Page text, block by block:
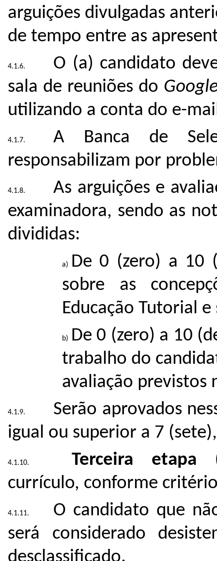
arguições divulgadas
de tempo entre as
O (a) candidato
sala de reuniões do
utilizando a conta do e-
A Banca de
responsabilizam por
As arguições e
examinadora, sendo as
divididas:
De 0 (zero) a 10
sobre as
Educação Tutorial e
De 0 (zero) a 10
trabalho do
avaliação previstos
Serão aprovados
igual ou superior a 7
Terceira etapa
currículo, conforme
O candidato que
será considerado